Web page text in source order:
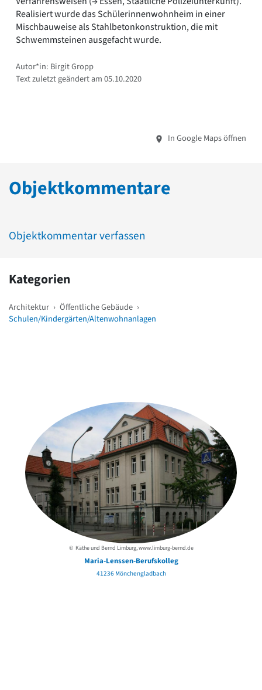
Realisiert wurde das Schülerinnenwohnheim in einer
Mischbauweise als Stahlbetonkonstruktion, die mit
Schwemmsteinen ausgefacht wurde.
Autor*in: Birgit Gropp
Text zuletzt geändert am 05.10.2020
In Google Maps öffnen
Objektkommentare
Objektkommentar verfassen
Kategorien
Architektur › Öffentliche Gebäude ›
Schulen/Kindergärten/Altenwohnanlagen
© Käthe und Bernd Limburg, www.limburg-bernd.de
Maria-Lenssen-Berufskolleg
41236 Mönchengladbach